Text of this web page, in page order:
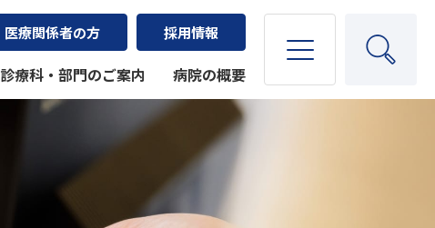
医療関係者の方 採用情報
診療科・部門のご案内 病院の概要